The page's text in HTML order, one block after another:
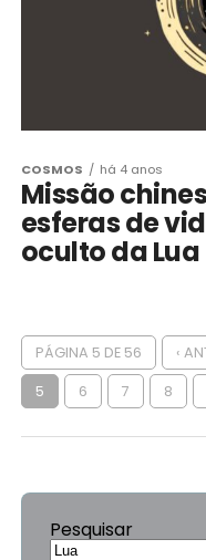
COSMOS há 4 anos
Missão
esferas de
oculto da Lua
PÁGINA 5 DE 56 ‹
5 6 7 8
Pesquisar